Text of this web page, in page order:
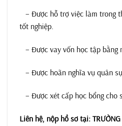
– Được hỗ trợ việc làm trong
tốt nghiệp.
– Được vay vốn học tập bằng
– Được hoãn nghĩa vụ quân
– Được xét cấp học bổng cho
Liên hệ, nộp hồ sơ tại: